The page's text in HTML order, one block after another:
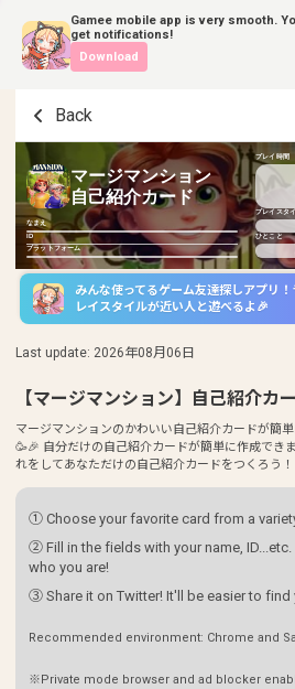
Gamee mobile app is very smooth.
get notifications!
Download
Back
マージマンション
自己紹介カード
なまえ
ID
プラットフォーム
プレイ時間
プレイスタ
ひとこと
みんな使ってるゲーム友達探しアプリ
レイスタイルが近い人と遊べるよ🎉
Last update: 2026年08月06日
【マージマンション】自己紹介カ
マージマンションのかわいい自己紹介カードが簡
🥳🎉 自分だけの自己紹介カードが簡単に作成でき
れをしてあなただけの自己紹介カードをつくろう！
① Choose your favorite card from a
② Fill in the fields with your name,
who you are!
③ Share it on Twitter! It'll be easier to find
Recommended environment: Chrome and
※Private mode browser and ad blocker